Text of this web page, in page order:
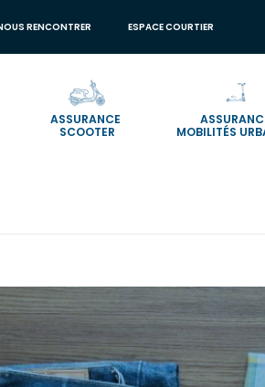
RENCONTRER ESPACE COURTIER
ASSURANCE
SCOOTER
MOBILITÉS